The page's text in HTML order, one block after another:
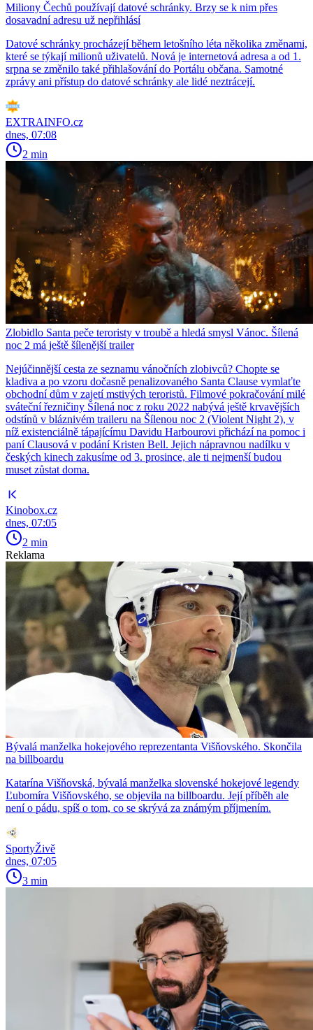
Miliony Čechů používají datové schránky. Brzy se k nim přes
dosavadní adresu už nepřihlásí
Datové schránky procházejí během letošního léta několika změnami,
které se týkají milionů uživatelů. Nová je internetová adresa a od 1.
srpna se změnilo také přihlašování do Portálu občana. Samotné
zprávy ani přístup do datové schránky ale lidé neztrácejí.
EXTRAINFO.cz
dnes, 07:08
2 min
Zlobidlo Santa peče teroristy v troubě a hledá smysl Vánoc. Šílená
noc 2 má ještě šílenější trailer
Nejúčinnější cesta ze seznamu vánočních zlobivců? Chopte se
kladiva a po vzoru dočasně penalizovaného Santa Clause vymlaťte
obchodní dům v zajetí mstivých teroristů. Filmové pokračování milé
sváteční řezničiny Šílená noc z roku 2022 nabývá ještě krvavějších
odstínů v bláznivém traileru na Šílenou noc 2 (Violent Night 2), v
níž existenciálně tápajícímu Davidu Harbourovi přichází na pomoc i
paní Clausová v podání Kristen Bell. Jejich nápravnou nadílku v
českých kinech zakusíme od 3. prosince, ale ti nejmenší budou
muset zůstat doma.
Kinobox.cz
dnes, 07:05
2 min
Reklama
Bývalá manželka hokejového reprezentanta Višňovského. Skončila
na billboardu
Katarína Višňovská, bývalá manželka slovenské hokejové legendy
Ľubomíra Višňovského, se objevila na billboardu. Její příběh ale
není o pádu, spíš o tom, co se skrývá za známým příjmením.
SportyŽivě
dnes, 07:05
3 min